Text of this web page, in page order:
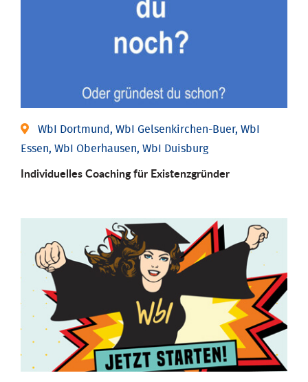
WbI Dortmund, WbI Gelsenkirchen-Buer, WbI
Essen, WbI Oberhausen, WbI Duisburg
Individu­elles Coaching für Existenz­gründer